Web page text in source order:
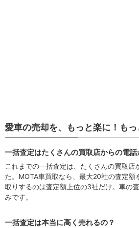
愛車の売却を、もっと楽に！もっ
一括査定はたくさんの買取店からの電話
これまでの一括査定は、たくさんの買取店
た。MOTA車買取なら、最大20社の査定額
取りするのは査定額上位の3社だけ。車の
みです。
一括査定は本当に高く売れるの？